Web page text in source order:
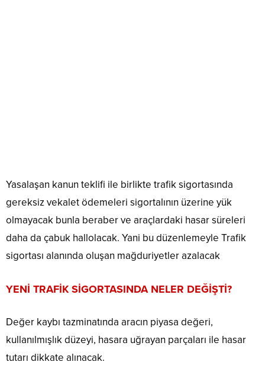
Yasalaşan kanun teklifi ile birlikte trafik sigortasında
gereksiz vekalet ödemeleri sigortalının üzerine yük
olmayacak bunla beraber ve araçlardaki hasar süreleri
daha da çabuk hallolacak. Yani bu düzenlemeyle Trafik
sigortası alanında oluşan mağduriyetler azalacak
YENİ TRAFİK SİGORTASINDA NELER DEĞİŞTİ?
Değer kaybı tazminatında aracın piyasa değeri,
kullanılmışlık düzeyi, hasara uğrayan parçaları ile hasar
tutarı dikkate alınacak.